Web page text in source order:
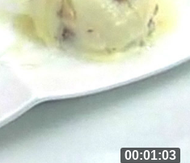
00:01:03